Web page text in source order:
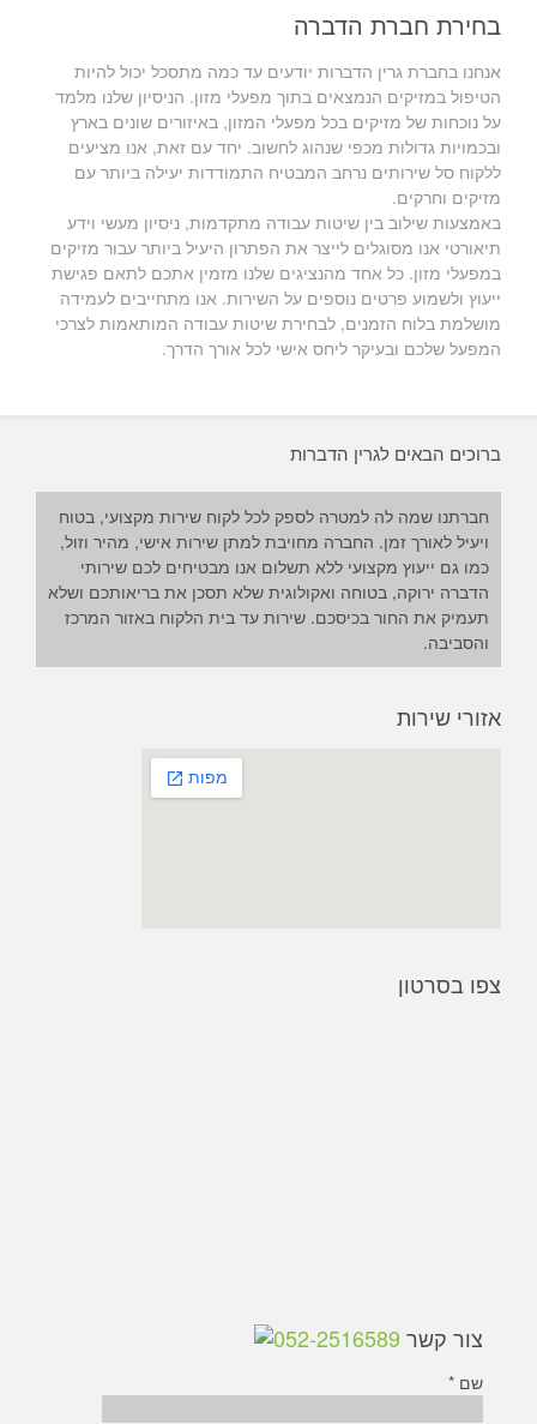
בחירת חברת הדברה
אנחנו בחברת גרין הדברות יודעים עד כמה מתסכל יכול להיות
הטיפול במזיקים הנמצאים בתוך מפעלי מזון. הניסיון שלנו מלמד
על נוכחות של מזיקים בכל מפעלי המזון, באיזורים שונים בארץ
ובכמויות גדולות מכפי שנהוג לחשוב. יחד עם זאת, אנו מציעים
ללקוח סל שירותים נרחב המבטיח התמודדות יעילה ביותר עם
מזיקים וחרקים.
באמצעות שילוב בין שיטות עבודה מתקדמות, ניסיון מעשי וידע
תיאורטי אנו מסוגלים לייצר את הפתרון היעיל ביותר עבור מזיקים
במפעלי מזון. כל אחד מהנציגים שלנו מזמין אתכם לתאם פגישת
ייעוץ ולשמוע פרטים נוספים על השירות. אנו מתחייבים לעמידה
מושלמת בלוח הזמנים, לבחירת שיטות עבודה המותאמות לצרכי
המפעל שלכם ובעיקר ליחס אישי לכל אורך הדרך.
ברוכים הבאים לגרין הדברות
חברתנו שמה לה למטרה לספק לכל לקוח שירות מקצועי, בטוח
ויעיל לאורך זמן. החברה מחויבת למתן שירות אישי, מהיר וזול,
כמו גם ייעוץ מקצועי ללא תשלום אנו מבטיחים לכם שירותי
הדברה ירוקה, בטוחה ואקולוגית שלא תסכן את בריאותכם ושלא
תעמיק את החור בכיסכם. שירות עד בית הלקוח באזור המרכז
והסביבה.
אזורי שירות
צפו בסרטון
צור קשר 052-2516589
שם *